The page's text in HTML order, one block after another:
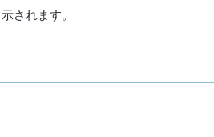
示されます。